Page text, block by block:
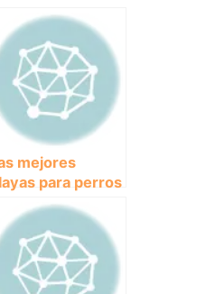
mejores
para perros
España:
del verano
a tu mascota